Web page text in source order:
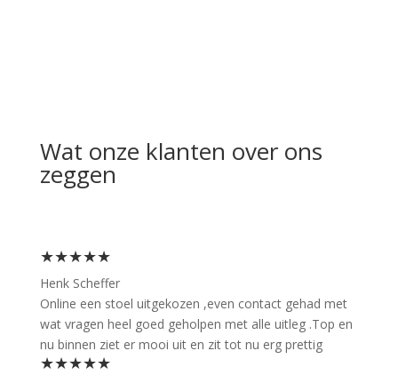
Wat onze klanten over ons
zeggen
★★★★★
Henk Scheffer
Online een stoel uitgekozen ,even contact gehad met
wat vragen heel goed geholpen met alle uitleg .Top en
nu binnen ziet er mooi uit en zit tot nu erg prettig
★★★★★